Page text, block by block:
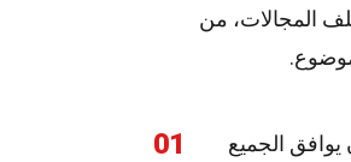
المجالات، من
01
الجميع